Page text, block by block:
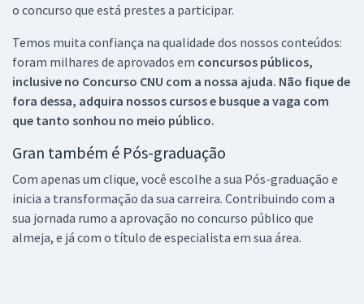
o concurso que está prestes a participar.
Temos muita confiança na qualidade dos nossos conteúdos:
foram milhares de aprovados em concursos públicos,
inclusive no Concurso CNU com a nossa ajuda. Não fique de
fora dessa, adquira nossos cursos e busque a vaga com
que tanto sonhou no meio público.
Gran também é Pós-graduação
Com apenas um clique, você escolhe a sua Pós-graduação e
inicia a transformação da sua carreira. Contribuindo com a
sua jornada rumo a aprovação no concurso público que
almeja, e já com o título de especialista em sua área.